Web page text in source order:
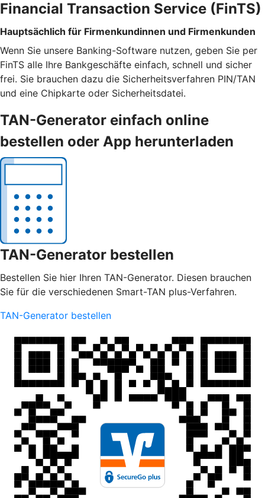
Financial Transaction Service (FinTS)
Hauptsächlich für Firmenkundinnen und Firmenkunden
Wenn Sie unsere Banking-Software nutzen, geben Sie per
FinTS alle Ihre Bankgeschäfte einfach, schnell und sicher
frei. Sie brauchen dazu die Sicherheitsverfahren PIN/TAN
und eine Chipkarte oder Sicherheitsdatei.
TAN-Generator einfach online
bestellen oder App herunterladen
TAN-Generator bestellen
Bestellen Sie hier Ihren TAN-Generator. Diesen brauchen
Sie für die verschiedenen Smart-TAN plus-Verfahren.
TAN-Generator bestellen